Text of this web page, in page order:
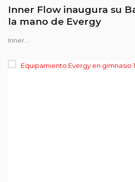
Inner Flow inaugura su
la mano de Evergy
Inner...